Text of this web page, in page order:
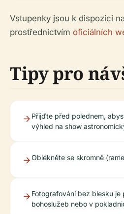
Vstupenky jsou k dispozici
prostřednictvím oficiálních
Tipy pro
Přijďte před polednem,
výhled na show
Oblékněte se skromně
Fotografování bez blesku je
bohoslužeb nebo v